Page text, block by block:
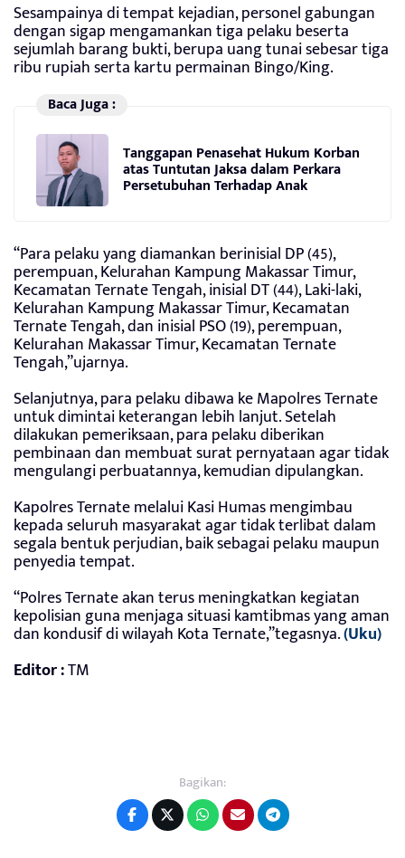
Sesampainya di tempat kejadian, personel gabungan
dengan sigap mengamankan tiga pelaku beserta
sejumlah barang bukti, berupa uang tunai sebesar tiga
ribu rupiah serta kartu permainan Bingo/King.
Baca Juga :
Tanggapan Penasehat Hukum Korban
atas Tuntutan Jaksa dalam Perkara
Persetubuhan Terhadap Anak
“Para pelaku yang diamankan berinisial DP (45),
perempuan, Kelurahan Kampung Makassar Timur,
Kecamatan Ternate Tengah, inisial DT (44), Laki-laki,
Kelurahan Kampung Makassar Timur, Kecamatan
Ternate Tengah, dan inisial PSO (19), perempuan,
Kelurahan Makassar Timur, Kecamatan Ternate
Tengah,”ujarnya.
Selanjutnya, para pelaku dibawa ke Mapolres Ternate
untuk dimintai keterangan lebih lanjut. Setelah
dilakukan pemeriksaan, para pelaku diberikan
pembinaan dan membuat surat pernyataan agar tidak
mengulangi perbuatannya, kemudian dipulangkan.
Kapolres Ternate melalui Kasi Humas mengimbau
kepada seluruh masyarakat agar tidak terlibat dalam
segala bentuk perjudian, baik sebagai pelaku maupun
penyedia tempat.
“Polres Ternate akan terus meningkatkan kegiatan
kepolisian guna menjaga situasi kamtibmas yang aman
dan kondusif di wilayah Kota Ternate,”tegasnya.(Uku)
Editor :TM
Bagikan: